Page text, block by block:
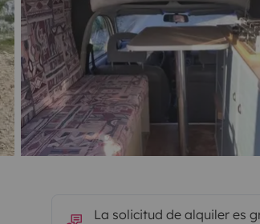
La solicitud de alquiler es